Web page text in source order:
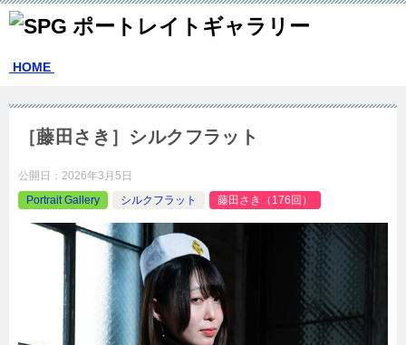
HOME
［藤田さき］シルクフラット
公開日： 2026年3月5日
Portrait Gallery
シルクフラット 藤田さき（176回）